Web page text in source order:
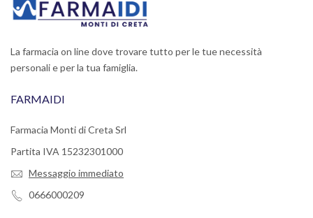
La farmacia on line dove trovare tutto per le tue necessità
personali e per la tua famiglia.
FARMAIDI
Farmacia Monti di Creta Srl
Partita IVA 15232301000
Messaggio immediato
0666000209